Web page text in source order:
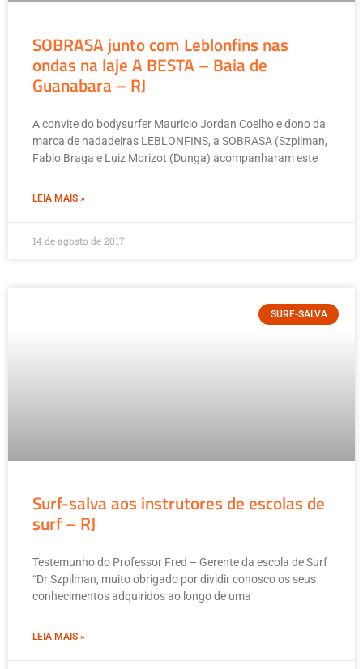
SOBRASA junto com Leblonfins nas
ondas na laje A BESTA – Baia de
Guanabara – RJ
A convite do bodysurfer Mauricio Jordan Coelho e dono da
marca de nadadeiras LEBLONFINS, a SOBRASA (Szpilman,
Fabio Braga e Luiz Morizot (Dunga) acompanharam este
LEIA MAIS »
14 de agosto de 2017
SURF-SALVA
Surf-salva aos instrutores de escolas de
surf – RJ
Testemunho do Professor Fred – Gerente da escola de Surf
“Dr Szpilman, muito obrigado por dividir conosco os seus
conhecimentos adquiridos ao longo de uma
LEIA MAIS »